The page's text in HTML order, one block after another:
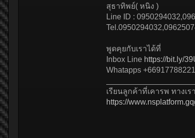
สุธาทิพย์( หนิง )
Line ID :
พูดคุยกับเราได้ที่
Inbox Line https://bit.ly/
Whatapps +66917788221
เรียนลูกค้าที่เคารพ ทางเ
https://